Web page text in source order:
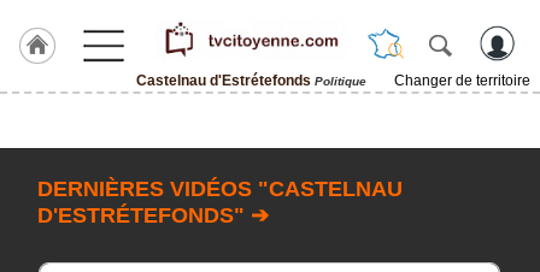
Castelnau d'Estrétefonds Politique
Changer de territoire
d'Estrétefonds
DERNIÈRES VIDÉOS "CASTELNAU
D'ESTRÉTEFONDS" ➔